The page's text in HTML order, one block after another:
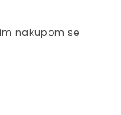
nakupom se